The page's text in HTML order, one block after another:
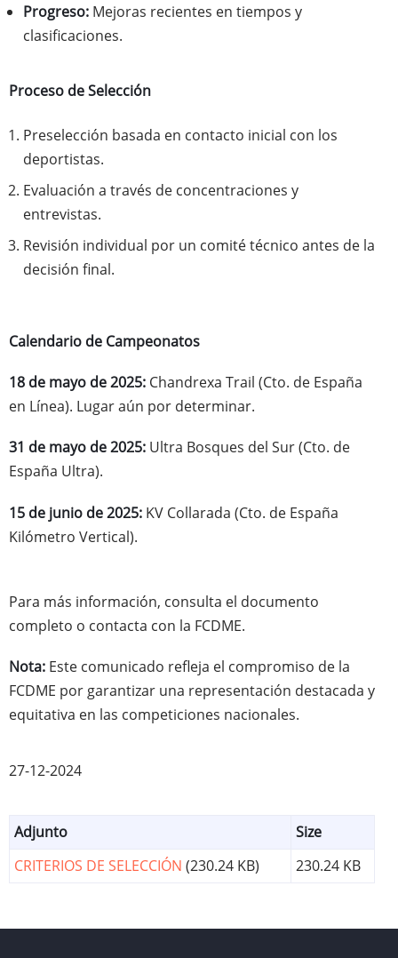
Progreso: Mejoras recientes en tiempos y
clasificaciones.
Proceso de Selección
Preselección basada en contacto inicial con los
deportistas.
Evaluación a través de concentraciones y
entrevistas.
Revisión individual por un comité técnico antes de la
decisión final.
Calendario de Campeonatos
18 de mayo de 2025: Chandrexa Trail (Cto. de España
en Línea). Lugar aún por determinar.
31 de mayo de 2025: Ultra Bosques del Sur (Cto. de
España Ultra).
15 de junio de 2025: KV Collarada (Cto. de España
Kilómetro Vertical).
Para más información, consulta el documento
completo o contacta con la FCDME.
Nota: Este comunicado refleja el compromiso de la
FCDME por garantizar una representación destacada y
equitativa en las competiciones nacionales.
27-12-2024
Adjunto
Size
CRITERIOS DE SELECCIÓN (230.24 KB) 230.24 KB